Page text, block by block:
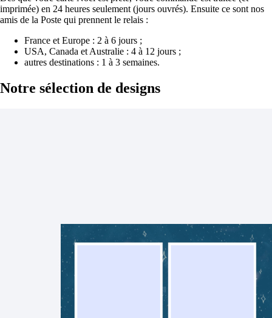
imprimée) en 24 heures seulement (jours ouvrés). Ensuite ce sont nos
amis de la Poste qui prennent le relais :
France et Europe : 2 à 6 jours ;
USA, Canada et Australie : 4 à 12 jours ;
autres destinations : 1 à 3 semaines.
Notre sélection de designs